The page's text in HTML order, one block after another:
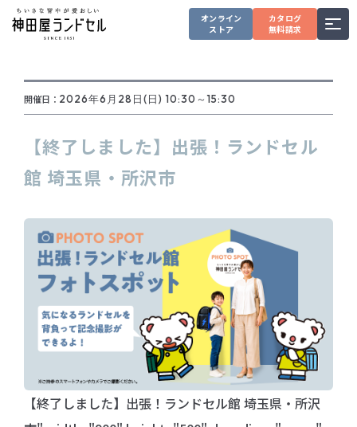
オンライン
ストア
カタログ
無料請求
開催日： 2026年6月28日(日) 10:30～15:30
【終了しました】出張！ランドセル
館 埼玉県・所沢市
【終了しました】出張！ランドセル館 埼玉県・所沢